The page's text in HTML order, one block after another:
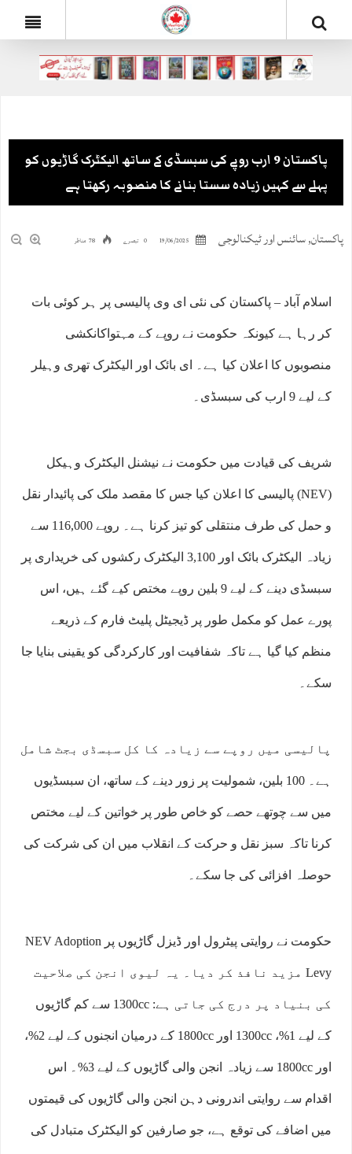
پاکستان 9 ارب روپے کی سبسڈی کے ساتھ الیکٹرک گاڑیوں کو
پہلے سے کہیں زیادہ سستا بنانے کا منصوبہ رکھتا ہے
پاکستان,سائنس اور ٹیکنالوجی 19/06/2025 0 تبصرے 78 مناظر
اسلام آباد – پاکستان کی نئی ای وی پالیسی پر ہر کوئی بات
کر رہا ہے کیونکہ حکومت نے روپے کے مہتواکانکشی
منصوبوں کا اعلان کیا ہے۔ ای بائک اور الیکٹرک تھری وہیلر
کے لیے 9 ارب کی سبسڈی۔
شریف کی قیادت میں حکومت نے نیشنل الیکٹرک وہیکل
(NEV) پالیسی کا اعلان کیا جس کا مقصد ملک کی پائیدار نقل
و حمل کی طرف منتقلی کو تیز کرنا ہے۔ روپے 116,000 سے
زیادہ الیکٹرک بائک اور 3,100 الیکٹرک رکشوں کی خریداری پر
سبسڈی دینے کے لیے 9 بلین روپے مختص کیے گئے ہیں، اس
پورے عمل کو مکمل طور پر ڈیجیٹل پلیٹ فارم کے ذریعے
منظم کیا گیا ہے تاکہ شفافیت اور کارکردگی کو یقینی بنایا جا
سکے۔
پالیسی میں روپے سے زیادہ کا کل سبسڈی بجٹ شامل
ہے۔ 100 بلین، شمولیت پر زور دینے کے ساتھ، ان سبسڈیوں
میں سے چوتھے حصے کو خاص طور پر خواتین کے لیے مختص
کرنا تاکہ سبز نقل و حرکت کے انقلاب میں ان کی شرکت کی
حوصلہ افزائی کی جا سکے۔
حکومت نے روایتی پیٹرول اور ڈیزل گاڑیوں پر NEV Adoption
Levy مزید نافذ کر دیا۔ یہ لیوی انجن کی صلاحیت
کی بنیاد پر درج کی جاتی ہے: 1300cc سے کم گاڑیوں
کے لیے 1%، 1300cc اور 1800cc کے درمیان انجنوں کے لیے 2%،
اور 1800cc سے زیادہ انجن والی گاڑیوں کے لیے 3%۔ اس
اقدام سے روایتی اندرونی دہن انجن والی گاڑیوں کی قیمتوں
میں اضافے کی توقع ہے، جو صارفین کو الیکٹرک متبادل کی